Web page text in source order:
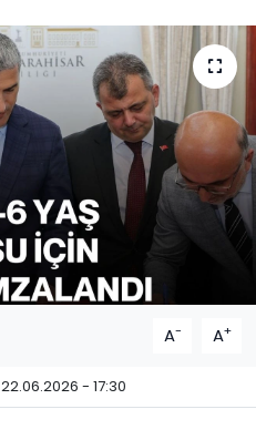
A- A+
22.06.2026 - 17:30